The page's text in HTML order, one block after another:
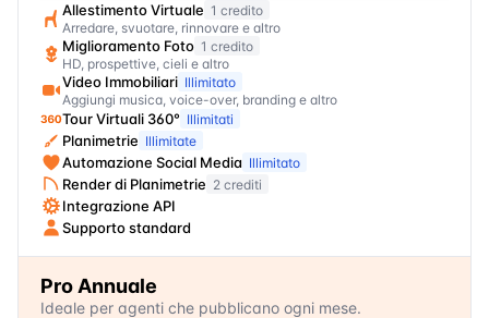
Allestimento Virtuale 1 credito
Arredare, svuotare, rinnovare e altro
Miglioramento Foto 1 credito
HD, prospettive, cieli e altro
Video Immobiliari Illimitato
Aggiungi musica, voice-over, branding e altro
Tour Virtuali 360° Illimitati
Planimetrie Illimitate
Automazione Social Media Illimitato
Render di Planimetrie 2 crediti
Integrazione API
Supporto standard
Pro Annuale
Ideale per agenti che pubblicano ogni mese.